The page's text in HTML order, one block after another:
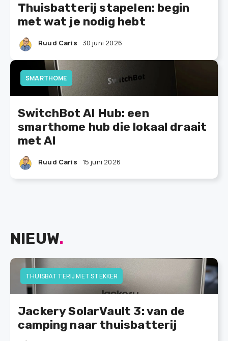
Thuisbatterij stapelen: begin
met wat je nodig hebt
Ruud Caris 30 juni 2026
SMARTHOME
SwitchBot AI Hub: een
smarthome hub die lokaal draait
met AI
Ruud Caris 15 juni 2026
NIEUW.
THUISBATTERIJ MET STEKKER
Jackery SolarVault 3: van de
camping naar thuisbatterij